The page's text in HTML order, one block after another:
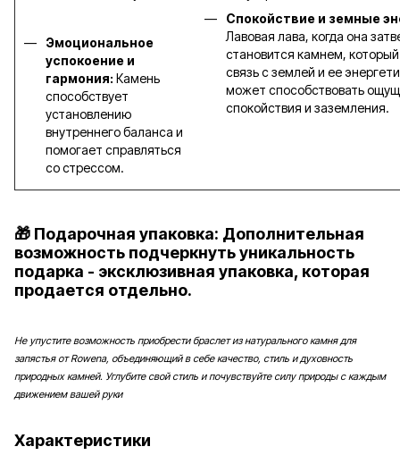
Эмоциональное
успокоение и
гармония: Камень
способствует
установлению
внутреннего баланса и
помогает справляться
со стрессом.
Спокойствие и земные
Лавовая лава, когда она
становится камнем,
связь с землей и ее
может способствовать
спокойствия и заземления.
🎁 Подарочная упаковка: Дополнительная
возможность подчеркнуть уникальность
подарка - эксклюзивная упаковка, которая
продается отдельно.
Не упустите возможность приобрести браслет из натурального камня для
запястья от Rowena, объединяющий в себе качество, стиль и духовность
природных камней. Углубите свой стиль и почувствуйте силу природы с каждым
движением вашей руки
Характеристики